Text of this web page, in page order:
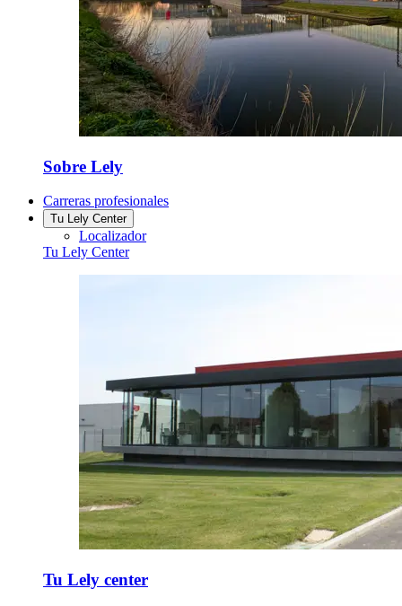
Sobre Lely
Carreras profesionales
Tu Lely Center
Localizador
Tu Lely Center
Tu Lely center